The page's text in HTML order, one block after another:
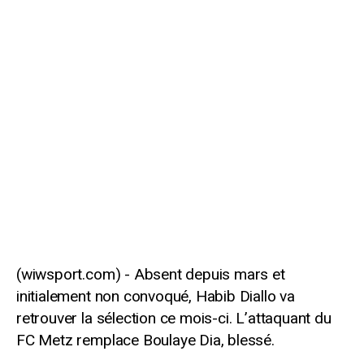
Absent depuis mars et
initialement non convoqué, Habib Diallo va
retrouver la sélection ce mois-ci. L’attaquant du
FC Metz remplace Boulaye Dia, blessé.